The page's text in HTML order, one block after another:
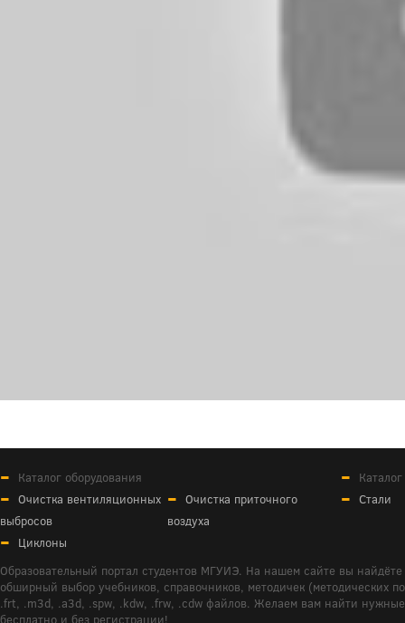
Каталог оборудования
Очистка вентиляционных
выбросов
Очистка приточного
воздуха
Циклоны
Стали
Образовательный портал студентов МГУИЭ. На нашем сайте вы
обширный выбор учебников, справочников, методичек (методических
.frt, .m3d, .a3d, .spw, .kdw, .frw, .cdw файлов. Желаем вам найти
бесплатно и без регистрации!